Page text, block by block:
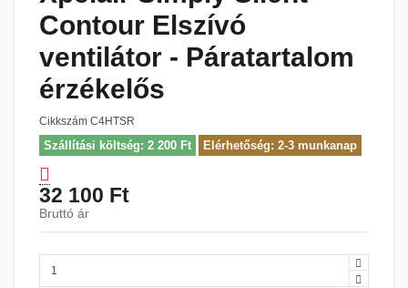
Contour Elszívó
ventilátor - Páratartalom
érzékelős
Cikkszám C4HTSR
Szállítási költség: 2 200 Ft Elérhetőség: 2-3 munkanap
32 100 Ft
Bruttó ár